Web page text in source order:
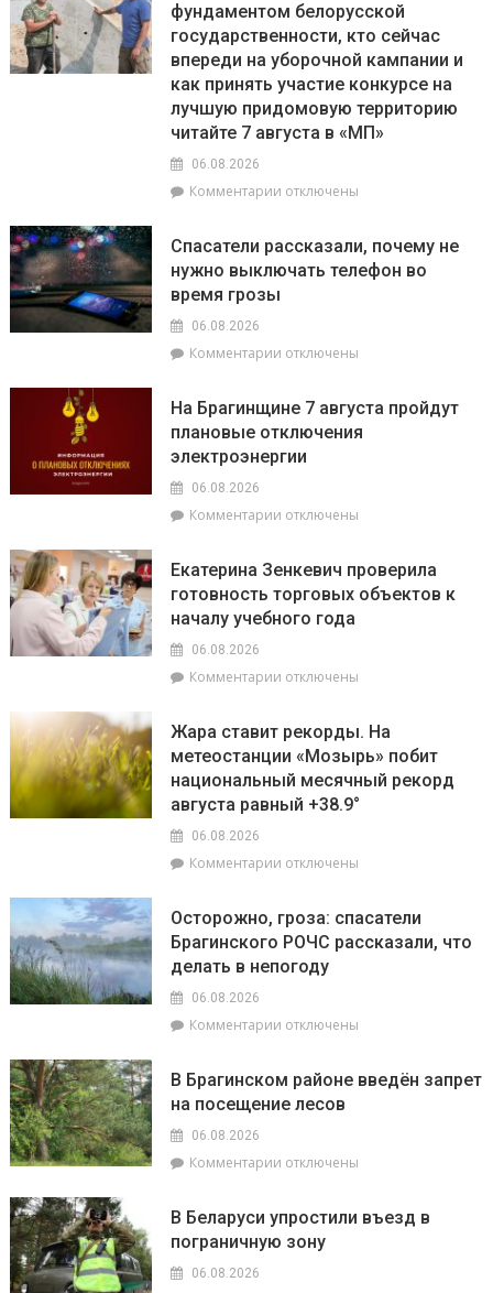
фундаментом белорусской
государственности, кто сейчас
впереди на уборочной кампании и
как принять участие конкурсе на
лучшую придомовую территорию
читайте 7 августа в «МП»
06.08.2026
Комментарии к
том,
как
фундаментом
государственности,
кто
сейчас
впереди
кампании
как
принять
участие
конкурсе
лучшую
читайте
7
августа
в
отключены
Спасатели рассказали, почему не
нужно выключать телефон во
время грозы
06.08.2026
Комментарии к
рассказали,
почему
не
телефон
грозы
отключены
На Брагинщине 7 августа пройдут
плановые отключения
электроэнергии
06.08.2026
Комментарии к
Брагинщине
7
августа
отключения
отключены
Екатерина Зенкевич проверила
готовность торговых объектов к
началу учебного года
06.08.2026
Комментарии к
Зенкевич
проверила
готовность
торговых
началу
отключены
Жара ставит рекорды. На
метеостанции «Мозырь» побит
национальный месячный рекорд
августа равный +38.9°
06.08.2026
Комментарии к
ставит
рекорды.
На
побит
месячный
рекорд
августа
отключены
Осторожно, гроза: спасатели
Брагинского РОЧС рассказали, что
делать в непогоду
06.08.2026
Комментарии к
гроза:
спасатели
рассказали,
делать
непогоду
отключены
В Брагинском районе введён запрет
на посещение лесов
06.08.2026
Комментарии к
Брагинском
районе
отключены
В Беларуси упростили въезд в
пограничную зону
06.08.2026